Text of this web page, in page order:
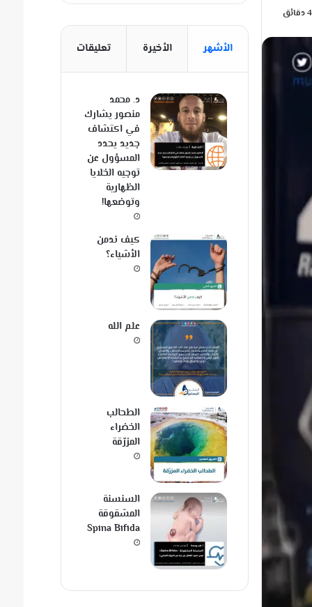
الأشهر الأخيرة تعليقات
د. محمد
منصور يشارك
في اكتشاف
جديد يحدد
المسؤول عن
توجيه الخلايا
الظهارية
وتوضعها!
كيف ندمن
الأشياء؟
علم الله
الطحالب
الخضراء
المزرّقة
السنسنة
المشقوقة
Spina Bifida